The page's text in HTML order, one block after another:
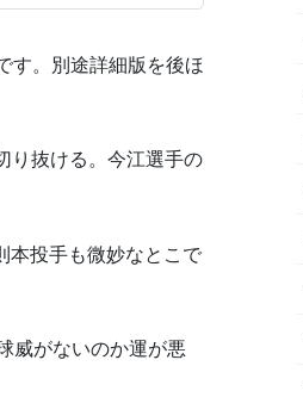
す。別途詳細版を後ほ
り抜ける。今江選手の
本投手も微妙なとこで
威がないのか運が悪